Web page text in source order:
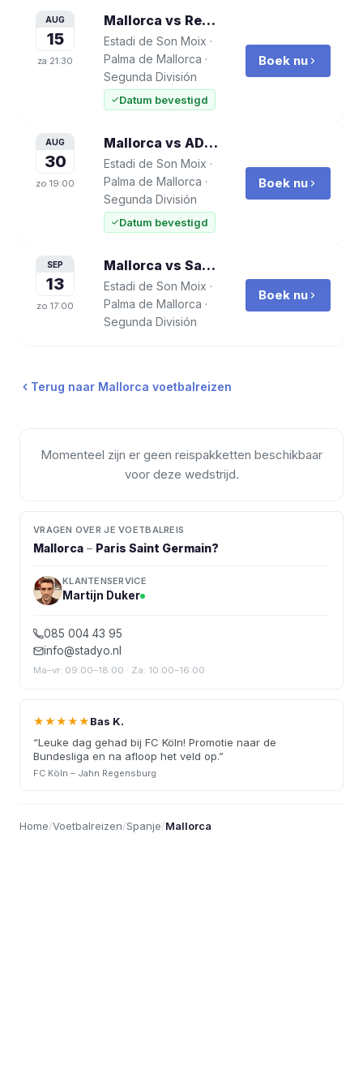
AUG
15
za 21:30
Mallorca vs Real Valladolid
Estadi de Son Moix ·
Palma de Mallorca ·
Segunda División
Datum bevestigd
Boek nu
AUG
30
zo 19:00
Mallorca vs AD Ceuta FC
Estadi de Son Moix ·
Palma de Mallorca ·
Segunda División
Datum bevestigd
Boek nu
SEP
13
zo 17:00
Mallorca vs Sabadell
Estadi de Son Moix ·
Palma de Mallorca ·
Segunda División
Boek nu
Terug naar Mallorca voetbalreizen
Momenteel zijn er geen reispakketten beschikbaar
voor deze wedstrijd.
VRAGEN OVER JE VOETBALREIS
Mallorca – Paris Saint Germain?
KLANTENSERVICE
Martijn Duker
085 004 43 95
info@stadyo.nl
Ma–vr: 09:00–18:00 · Za: 10:00–16:00
★★★★★Bas K.
“Leuke dag gehad bij FC Köln! Promotie naar de
Bundesliga en na afloop het veld op.”
FC Köln – Jahn Regensburg
Home/Voetbalreizen/Spanje/Mallorca